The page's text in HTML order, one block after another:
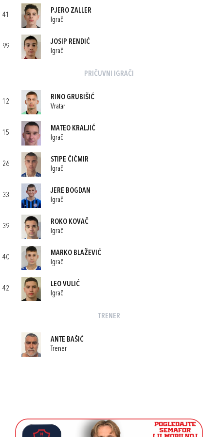
41
PJERO ZALLER
Igrač
99
JOSIP RENDIĆ
Igrač
PRIČUVNI IGRAČI
12
RINO GRUBIŠIĆ
Vratar
15
MATEO KRALJIĆ
Igrač
26
STIPE ČIĆMIR
Igrač
33
JERE BOGDAN
Igrač
39
ROKO KOVAČ
Igrač
40
MARKO BLAŽEVIĆ
Igrač
42
LEO VULIĆ
Igrač
TRENER
ANTE BAŠIĆ
Trener